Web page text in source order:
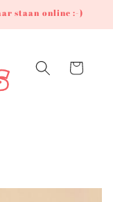
staan online :-)
Winkelwagen